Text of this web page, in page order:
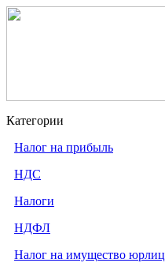
Категории
Налог на прибыль
НДС
Налоги
НДФЛ
Налог на имущество юрлиц